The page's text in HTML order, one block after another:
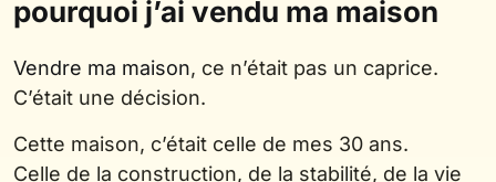
pourquoi j’ai vendu ma maison
Vendre ma maison, ce n’était pas un caprice.
C’était une décision.
Cette maison, c’était celle de mes 30 ans.
Celle de la construction, de la stabilité, de la vie